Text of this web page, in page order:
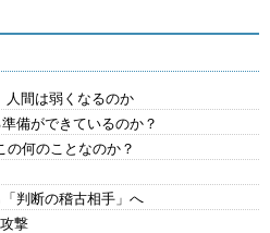
人間は弱くなるのか
備ができているのか？
の何のことなのか？
判断の稽古相手」へ
撃